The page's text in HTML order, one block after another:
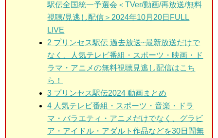
駅伝全国統一予選会＜TVer/動画/再放送/無料
視聴/見逃し配信＞2024年10月20日FULL
LIVE
2 プリンセス駅伝 過去放送~最新放送だけで
なく、人気テレビ番組・スポーツ・映画・ド
ラマ・アニメの無料視聴見逃し配信はこち
ら！
3 プリンセス駅伝2024 動画まとめ
4 人気テレビ番組・スポーツ・音楽・ドラ
マ・バラエティ・アニメだけでなく、グラビ
ア・アイドル・アダルト作品などを30日間無